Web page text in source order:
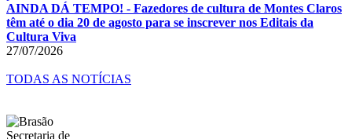
AINDA DÁ TEMPO! - Fazedores de cultura de Montes Claros
têm até o dia 20 de agosto para se inscrever nos Editais da
Cultura Viva
27/07/2026
TODAS AS NOTÍCIAS